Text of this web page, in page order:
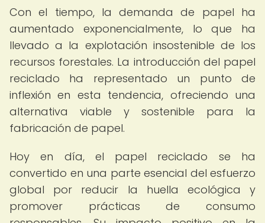
Con el tiempo, la demanda de papel ha
aumentado exponencialmente, lo que ha
llevado a la explotación insostenible de los
recursos forestales. La introducción del papel
reciclado ha representado un punto de
inflexión en esta tendencia, ofreciendo una
alternativa viable y sostenible para la
fabricación de papel.
Hoy en día, el papel reciclado se ha
convertido en una parte esencial del esfuerzo
global por reducir la huella ecológica y
promover prácticas de consumo